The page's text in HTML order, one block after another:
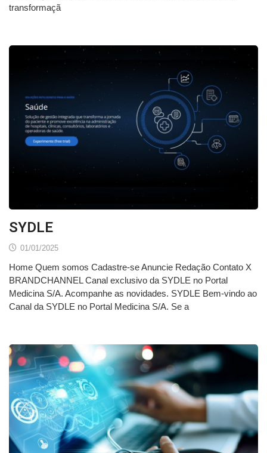
transformaçã
SYDLE
01/01/2025
Home Quem somos Cadastre-se Anuncie Redação Contato X
BRANDCHANNEL Canal exclusivo da SYDLE no Portal
Medicina S/A. Acompanhe as novidades. SYDLE Bem-vindo ao
Canal da SYDLE no Portal Medicina S/A. Se a